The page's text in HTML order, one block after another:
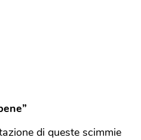
di queste scimmie